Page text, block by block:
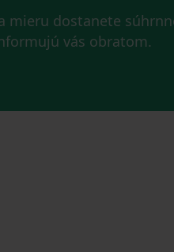
mieru dostanete
vás obratom.